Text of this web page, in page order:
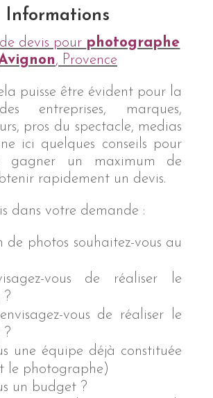
Informations
devis pour photographe
, Provence
puisse être évident pour la
entreprises, marques,
pros du spectacle, medias
ici quelques conseils pour
gagner un maximum de
rapidement un devis.
dans votre demande :
de photos souhaitez-vous au
vous de réaliser le
?
vous de réaliser le
?
une équipe déjà constituée
le photographe)
un budget ?